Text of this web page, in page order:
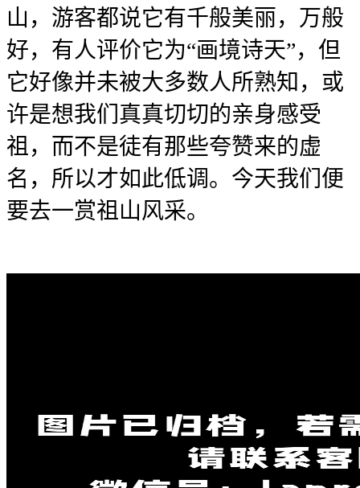
山，游客都说它有千般美丽，万般
好，有人评价它为“画境诗天”，但
它好像并未被大多数人所熟知，或
许是想我们真真切切的亲身感受
祖，而不是徒有那些夸赞来的虚
名，所以才如此低调。今天我们便
要去一赏祖山风采。